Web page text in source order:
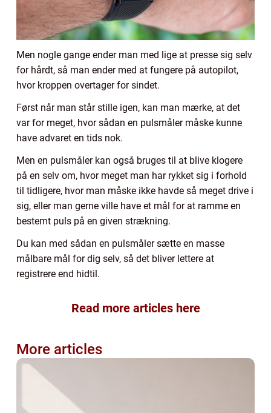
Men nogle gange ender man med lige at presse sig selv
for hårdt, så man ender med at fungere på autopilot,
hvor kroppen overtager for sindet.
Først når man står stille igen, kan man mærke, at det
var for meget, hvor sådan en pulsmåler måske kunne
have advaret en tids nok.
Men en pulsmåler kan også bruges til at blive klogere
på en selv om, hvor meget man har rykket sig i forhold
til tidligere, hvor man måske ikke havde så meget drive i
sig, eller man gerne ville have et mål for at ramme en
bestemt puls på en given strækning.
Du kan med sådan en pulsmåler sætte en masse
målbare mål for dig selv, så det bliver lettere at
registrere end hidtil.
Read more articles here
More articles